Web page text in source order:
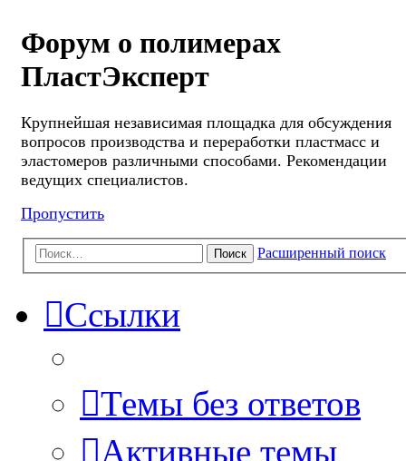
Форум о полимерах
ПластЭксперт
Крупнейшая независимая площадка для обсуждения
вопросов производства и переработки пластмасс и
эластомеров различными способами. Рекомендации
ведущих специалистов.
Пропустить
Поиск Расширенный поиск
Ссылки
Темы без ответов
Активные темы